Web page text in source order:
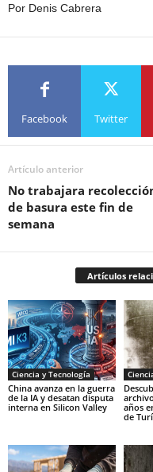
Por Denis Cabrera
Facebook Twitter
Artículo anterior
No trabajara
de basura este fin de
semana
Artículos
Ciencia y Tecnología
China avanza en la guerra
de la IA y desatan disputa
interna en Silicon Valley
años
de